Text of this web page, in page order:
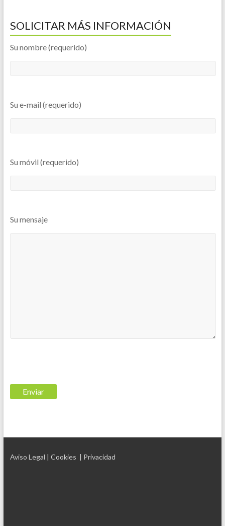
SOLICITAR MÁS INFORMACIÓN
Su nombre (requerido)
Su e-mail (requerido)
Su móvil (requerido)
Su mensaje
Aviso Legal | Cookies | Privacidad